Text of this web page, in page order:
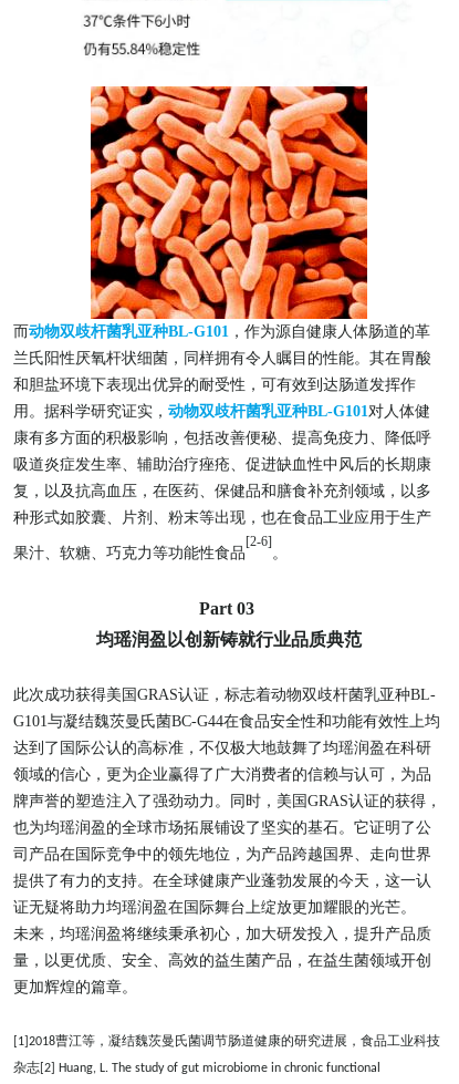
而动物双歧杆菌乳亚种BL-G101 ，作为源自健康人体肠道的革
兰氏阳性厌氧杆状细菌，同样拥有令人瞩目的性能。其在胃酸
和胆盐环境下表现出优异的耐受性，可有效到达肠道发挥作
用。据科学研究证实，动物双歧杆菌乳亚种BL-G101对人体健
康有多方面的积极影响，包括改善便秘、提高免疫力、降低呼
吸道炎症发生率、辅助治疗痤疮、促进缺血性中风后的长期康
复，以及抗高血压，在医药、保健品和膳食补充剂领域，以多
种形式如胶囊、片剂、粉末等出现，也在食品工业应用于生产
果汁、软糖、巧克力等功能性食品
[2-6]
。
Part 03
均瑶润盈以创新铸就行业品质典范
此次成功获得美国GRAS认证，标志着动物双歧杆菌乳亚种BL-
G101与凝结魏茨曼氏菌BC-G44在食品安全性和功能有效性上均
达到了国际公认的高标准，不仅极大地鼓舞了均瑶润盈在科研
领域的信心，更为企业赢得了广大消费者的信赖与认可，为品
牌声誉的塑造注入了强劲动力。同时，美国GRAS认证的获得，
也为均瑶润盈的全球市场拓展铺设了坚实的基石。它证明了公
司产品在国际竞争中的领先地位，为产品跨越国界、走向世界
提供了有力的支持。在全球健康产业蓬勃发展的今天，这一认
证无疑将助力均瑶润盈在国际舞台上绽放更加耀眼的光芒。
未来，均瑶润盈将继续秉承初心，加大研发投入，提升产品质
量，以更优质、安全、高效的益生菌产品，在益生菌领域开创
更加辉煌的篇章。
[1]2018曹江等，凝结魏茨曼氏菌调节肠道健康的研究进展，食品工业科技
杂志 [2] Huang, L. The study of gut microbiome in chronic functional